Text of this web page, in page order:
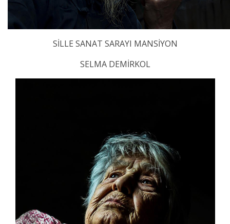
SİLLE SANAT SARAYI MANSİYON
SELMA DEMİRKOL